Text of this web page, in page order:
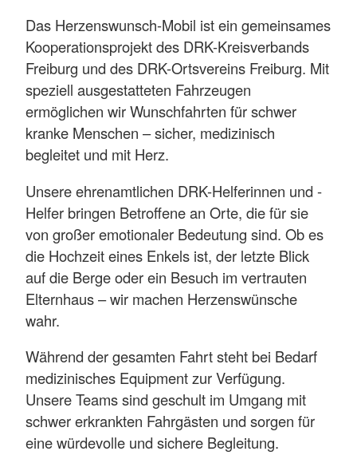
Das Herzenswunsch-Mobil ist ein gemeinsames
Kooperationsprojekt des DRK-Kreisverbands
Freiburg und des DRK-Ortsvereins Freiburg. Mit
speziell ausgestatteten Fahrzeugen
ermöglichen wir Wunschfahrten für schwer
kranke Menschen – sicher, medizinisch
begleitet und mit Herz.
Unsere ehrenamtlichen DRK-Helferinnen und -
Helfer bringen Betroffene an Orte, die für sie
von großer emotionaler Bedeutung sind. Ob es
die Hochzeit eines Enkels ist, der letzte Blick
auf die Berge oder ein Besuch im vertrauten
Elternhaus – wir machen Herzenswünsche
wahr.
Während der gesamten Fahrt steht bei Bedarf
medizinisches Equipment zur Verfügung.
Unsere Teams sind geschult im Umgang mit
schwer erkrankten Fahrgästen und sorgen für
eine würdevolle und sichere Begleitung.